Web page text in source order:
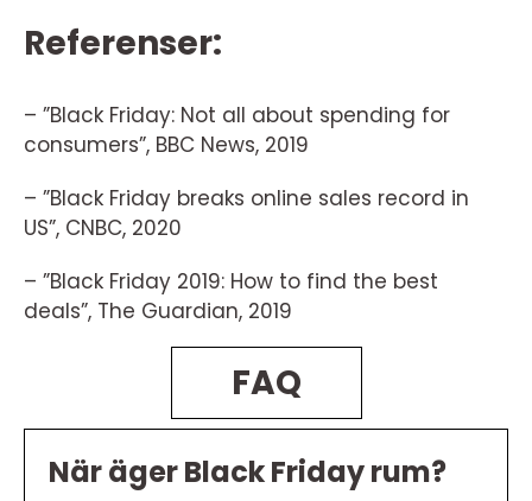
Referenser:
– ”Black Friday: Not all about spending for
consumers”, BBC News, 2019
– ”Black Friday breaks online sales record in
US”, CNBC, 2020
– ”Black Friday 2019: How to find the best
deals”, The Guardian, 2019
FAQ
När äger Black Friday rum?